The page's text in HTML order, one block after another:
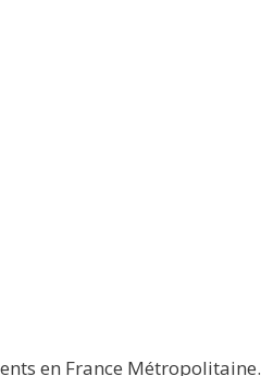
en France Métropolitaine.